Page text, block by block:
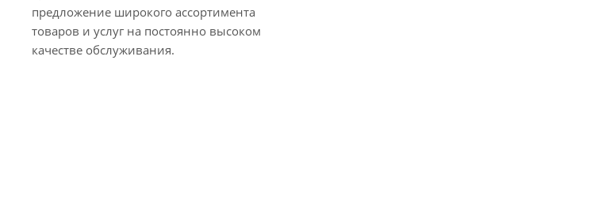
предложение широкого ассортимента
товаров и услуг на постоянно высоком
качестве обслуживания.